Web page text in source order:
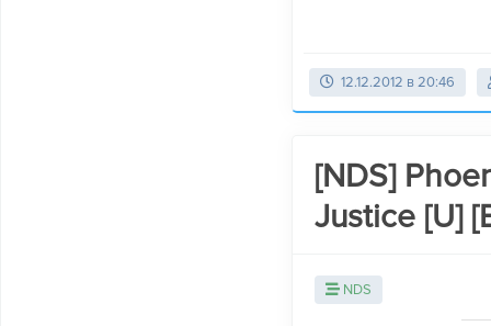
12.12.2012 в 20:46
[NDS]
Justice [U]
NDS